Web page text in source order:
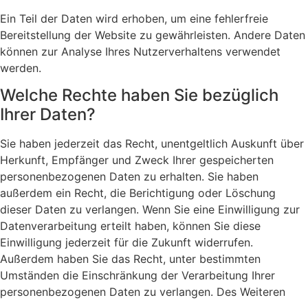
Ein Teil der Daten wird erhoben, um eine fehlerfreie
Bereitstellung der Website zu gewährleisten. Andere Daten
können zur Analyse Ihres Nutzerverhaltens verwendet
werden.
Welche Rechte haben Sie bezüglich
Ihrer Daten?
Sie haben jederzeit das Recht, unentgeltlich Auskunft über
Herkunft, Empfänger und Zweck Ihrer gespeicherten
personenbezogenen Daten zu erhalten. Sie haben
außerdem ein Recht, die Berichtigung oder Löschung
dieser Daten zu verlangen. Wenn Sie eine Einwilligung zur
Datenverarbeitung erteilt haben, können Sie diese
Einwilligung jederzeit für die Zukunft widerrufen.
Außerdem haben Sie das Recht, unter bestimmten
Umständen die Einschränkung der Verarbeitung Ihrer
personenbezogenen Daten zu verlangen. Des Weiteren